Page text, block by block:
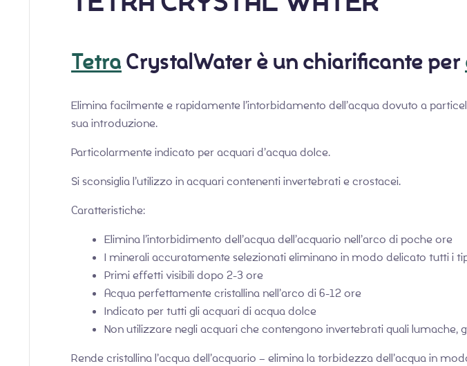
TetraCrystalWaterè un chiarificante per
Elimina facilmente e rapidamente l’intorbidamento dell’acqua dovuto a
sua introduzione.
Particolarmente indicato per acquari d’acqua dolce.
Si sconsiglia l’utilizzo in acquari contenenti invertebrati e crostacei.
Caratteristiche:
Elimina l’intorbidimento dell’acqua dell’acquario nell’arco di poche ore
I minerali accuratamente selezionati eliminano in modo delicato tutti i
Primi effetti visibili dopo 2-3 ore
Acqua perfettamente cristallina nell’arco di 6-12 ore
Indicato per tutti gli acquari di acqua dolce
Non utilizzare negli acquari che contengono invertebrati quali lumache,
Rende cristallina l’acqua dell’acquario – elimina la torbidezza dell’acqua in